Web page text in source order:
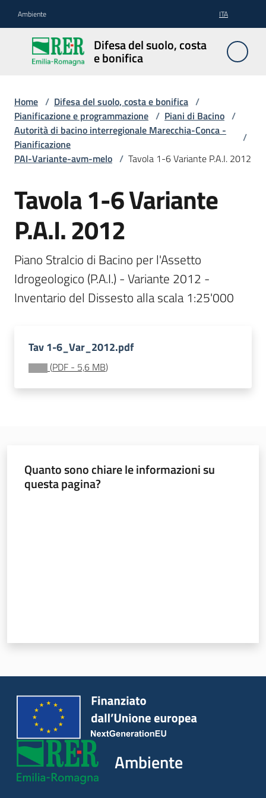
Ambiente ITA
Difesa del suolo, costa
e bonifica
Difesa
del
suolo,
bonifica
Pianificazione
e
Temi
Documentazione
Novità
Home / Difesa del suolo, costa e bonifica /
Pianificazione e programmazione / Piani di Bacino /
Autorità di bacino interregionale Marecchia-Conca -
Pianificazione
/
PAI-Variante-avm-melo / Tavola 1-6 Variante P.A.I. 2012
Tavola 1-6 Variante
P.A.I. 2012
Piano Stralcio di Bacino per l'Assetto
Idrogeologico (P.A.I.) - Variante 2012 -
Inventario del Dissesto alla scala 1:25'000
Tav 1-6_Var_2012.pdf
(PDF - 5,6 MB)
Quanto sono chiare le informazioni su
questa pagina?
Ambiente